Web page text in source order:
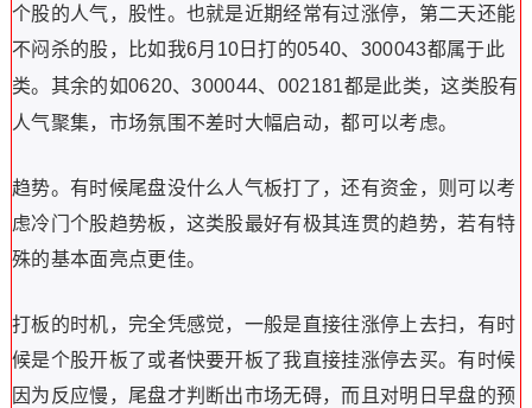
个股的人气，股性。也就是近期经常有过涨停，第二天还能
不闷杀的股，比如我6月 10 日打的0540、 300043都属于此
类。其余的如0620、300044、 002181都是此类，这类股有
人气聚集，市场氛围不差时大幅启动，都可以考虑。
趋势。有时候尾盘没什么人气板打了，还有资金，则可以考
虑冷门个股趋势板，这类股最好有极其连贯的趋势，若有特
殊的基本面亮点更佳。
打板的时机，完全凭感觉，一般是直接往涨停上去扫，有时
候是个股开板了或者快要开板了我直接挂涨停去买。有时候
因为反应慢，尾盘才判断出市场无碍，而且对明日早盘的预